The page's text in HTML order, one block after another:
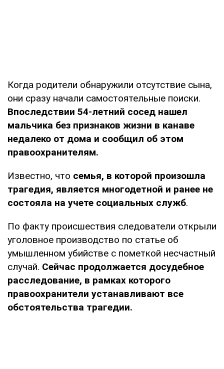
Когда родители обнаружили отсутствие сына,
они сразу начали самостоятельные поиски.
Впоследствии 54-летний сосед нашел
мальчика без признаков жизни в канаве
недалеко от дома и сообщил об этом
правоохранителям.
Известно, что семья, в которой произошла
трагедия, является многодетной и ранее не
состояла на учете социальных служб.
По факту происшествия следователи открыли
уголовное производство по статье об
умышленном убийстве с пометкой несчастный
случай. Сейчас продолжается досудебное
расследование, в рамках которого
правоохранители устанавливают все
обстоятельства трагедии.